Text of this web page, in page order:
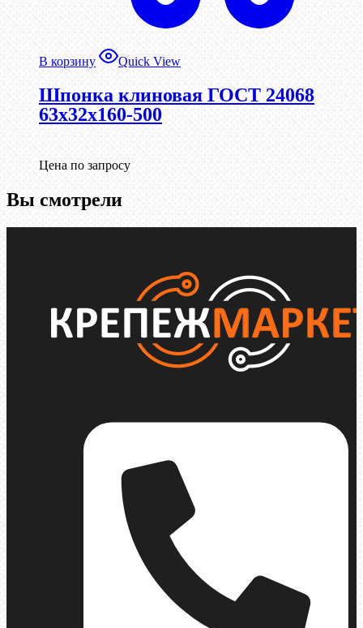
В корзину Quick View
Шпонка клиновая ГОСТ 24068
63х32х160-500
Цена по запросу
Вы смотрели